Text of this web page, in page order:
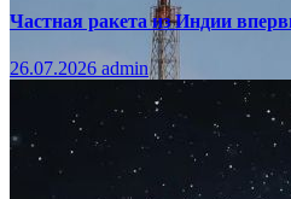
Частная ракета из Индии
26.07.2026 admin